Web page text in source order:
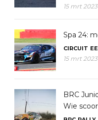
15 mrt 2023
Spa 24:
CIRCUIT
15 mrt 2023
BRC
Wie